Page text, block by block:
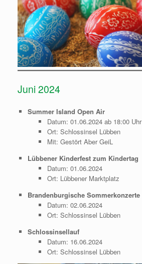
Juni 2024
Summer Island Open Air
Datum: 01.06.2024 ab 18:00 Uhr
Ort: Schlossinsel Lübben
Mit: Gestört Aber GeiL
Lübbener Kinderfest zum Kindertag
Datum: 01.06.2024
Ort: Lübbener Marktplatz
Brandenburgische Sommerkonzerte
Datum: 02.06.2024
Ort: Schlossinsel Lübben
Schlossinsellauf
Datum: 16.06.2024
Ort: Schlossinsel Lübben